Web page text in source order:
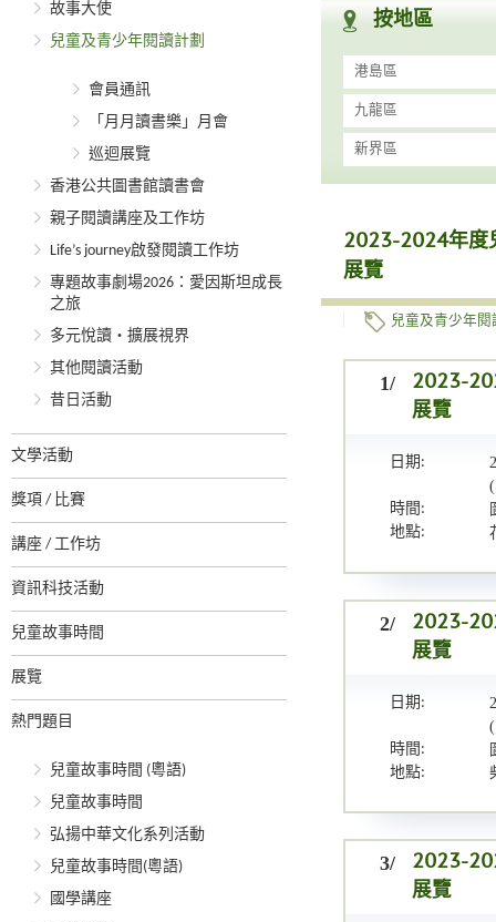
故事大使
兒童及青少年閱讀計劃
會員通訊
「月月讀書樂」月會
巡迴展覽
香港公共圖書館讀書會
親子閱讀講座及工作坊
Life’s journey啟發閱讀工作坊
專題故事劇場2026：愛因斯坦成長
之旅
多元悅讀‧擴展視界
其他閱讀活動
昔日活動
文學活動
獎項 / 比賽
講座 / 工作坊
資訊科技活動
兒童故事時間
展覽
熱門題目
兒童故事時間 (粵語)
兒童故事時間
弘揚中華文化系列活動
兒童故事時間(粵語)
國學講座
按地區
港島區
九龍區
新界區
2023-2024年度
展覽
兒童及青少年
1/
2023-
展覽
日期:
時間:
地點:
2/
2023-
展覽
日期:
時間:
地點:
3/
2023-
展覽